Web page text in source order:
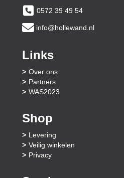
0572 39 49 54
info@hollewand.nl
Links
Over ons
Partners
WAS2023
Shop
Levering
Veilig winkelen
Privacy